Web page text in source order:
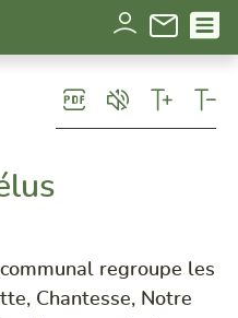
regroupe les
Chantesse, Notre